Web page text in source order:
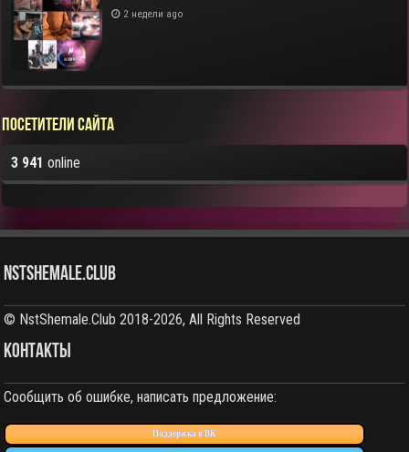
2 недели ago
Посетители сайта
3 941 online
NstShemale.Club
© NstShemale.Club 2018-2026, All Rights Reserved
КОНТАКТЫ
Сообщить об ошибке, написать предложение:
Поддержка в ВК